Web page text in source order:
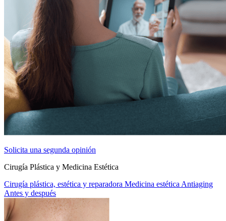
Solicita una segunda opinión
Cirugía Plástica y Medicina Estética
Cirugía plástica, estética y reparadora Medicina estética Antiaging
Antes y después